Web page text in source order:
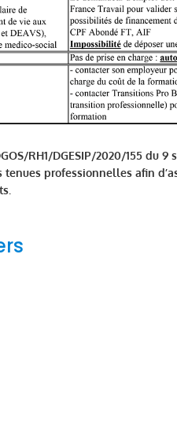
RH1/DGESIP/2020/155 du
professionnelles afin